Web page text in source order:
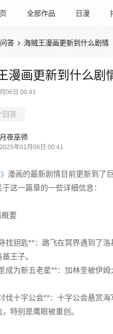
全部作品 日漫
答  海贼王漫画更新到什么剧情
漫画更新到什么剧
06日 00:41
回答
月夜巫师
2025年01月06日 00:41
漫画的最新剧情目前更新到了
这一篇章的一些详细信息：
概要
找钥匙**：路飞在冥界遇到了
王子。
成为新五老星**：加林圣被伊
伐十字公会**：十字公会悬赏
特别是鹰眼被重创。